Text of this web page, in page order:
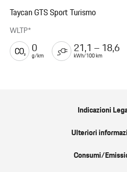
Taycan GTS Sport Turismo
WLTP*
0
g/km
21,1 – 18,6
kWh/100 km
Indicazioni
Ulteriori
Consumi/